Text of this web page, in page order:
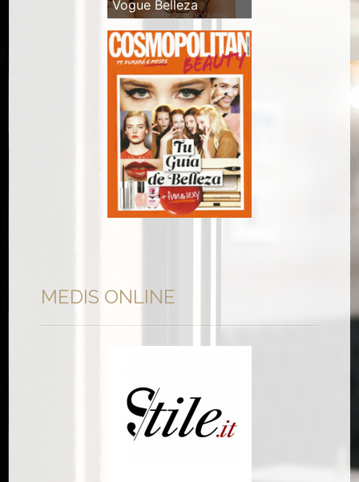
Vogue Belleza
MEDIS ONLINE